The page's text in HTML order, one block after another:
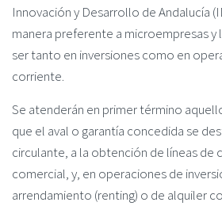
Innovación y Desarrollo de Andalucía
manera preferente a microempresas
ser tanto en inversiones como en
corriente.
Se atenderán en primer término
que el aval o garantía concedida se
circulante, a la obtención de líneas
comercial, y, en operaciones de
arrendamiento (renting) o de alquiler